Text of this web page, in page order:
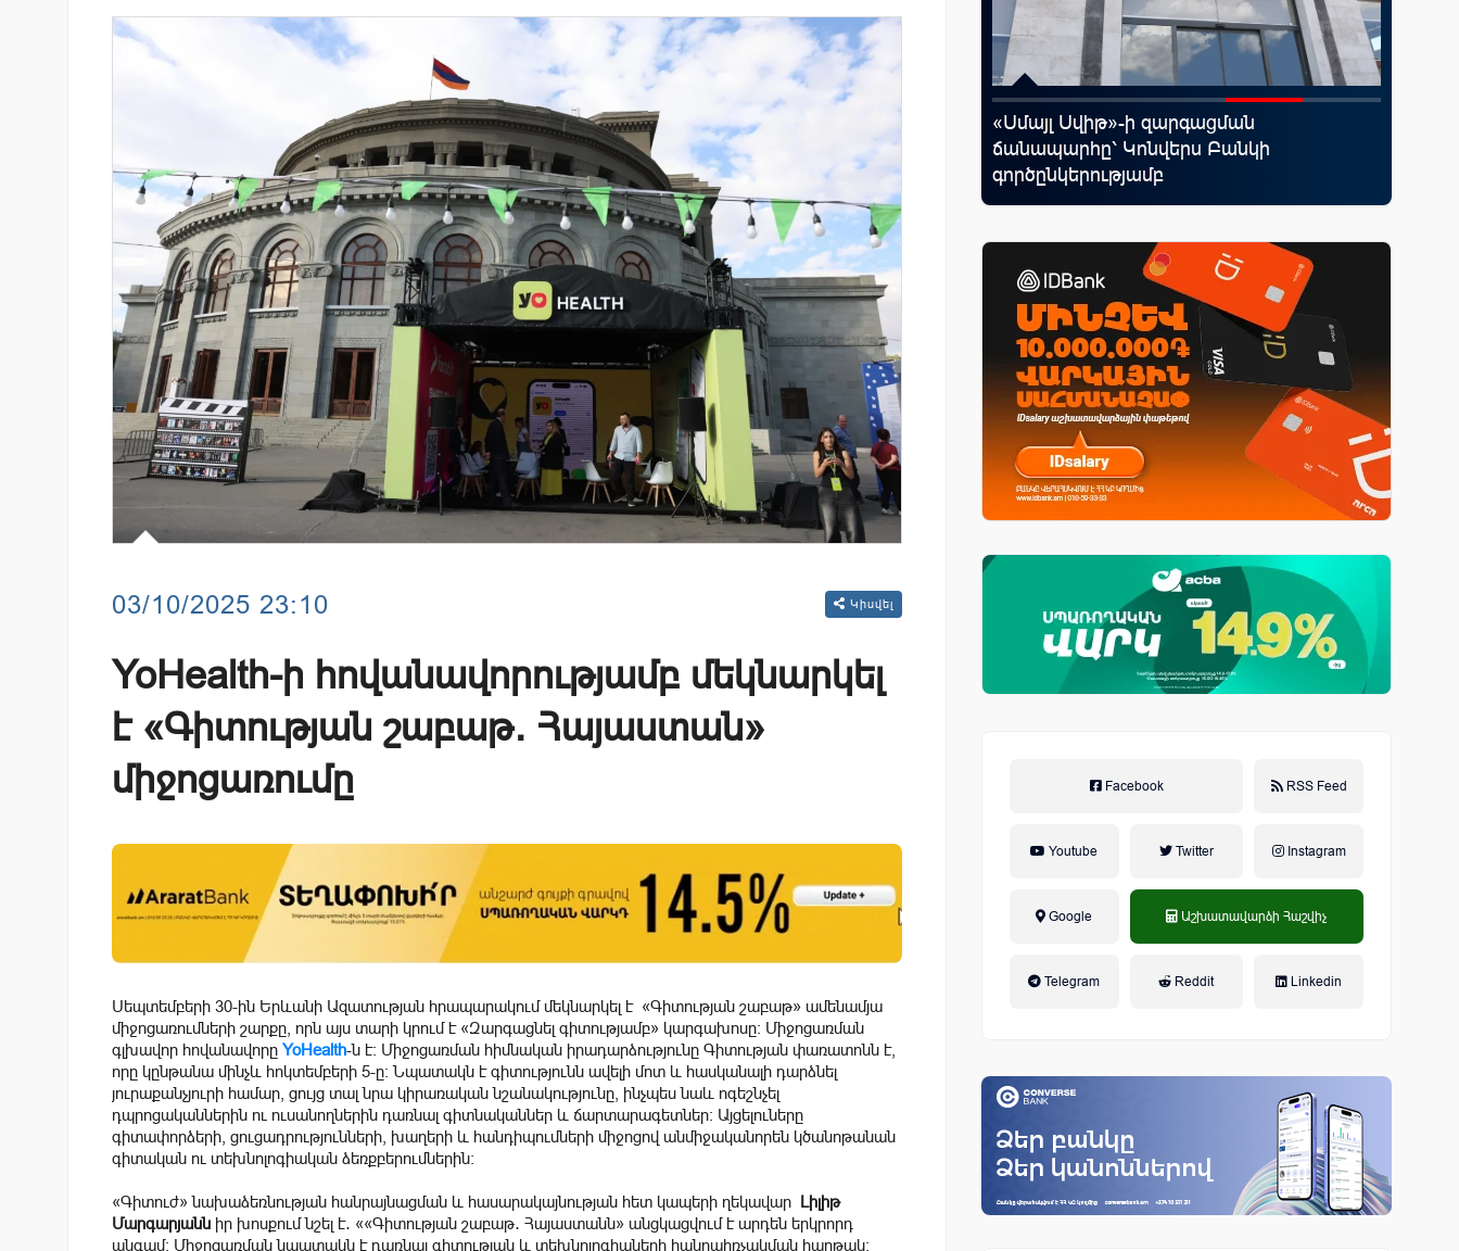
03/10/2025 23:10 Կիսվել
YoHealth-ի հովանավորությամբ մեկնարկել
է «Գիտության շաբաթ․ Հայաստան»
միջոցառումը
Սեպտեմբերի 30-ին Երևանի Ազատության հրապարակում մեկնարկել է «Գիտության շաբաթ» ամենամյա
միջոցառումների շարքը, որն այս տարի կրում է «Զարգացնել գիտությամբ» կարգախոսը։ Միջոցառման
գլխավոր հովանավորը YoHealth-ն է։ Միջոցառման հիմնական իրադարձությունը Գիտության փառատոնն է,
որը կընթանա մինչև հոկտեմբերի 5-ը։ Նպատակն է գիտությունն ավելի մոտ և հասկանալի դարձնել
յուրաքանչյուրի համար, ցույց տալ նրա կիրառական նշանակությունը, ինչպես նաև ոգեշնչել
դպրոցականներին ու ուսանողներին դառնալ գիտնականներ և ճարտարագետներ։ Այցելուները
գիտափորձերի, ցուցադրությունների, խաղերի և հանդիպումների միջոցով անմիջականորեն կծանոթանան
գիտական ու տեխնոլոգիական ձեռքբերումներին։
«Գիտուժ» նախաձեռնության հանրայնացման և հասարակայնության հետ կապերի ղեկավար Լիլիթ
Մարգարյանն իր խոսքում նշել է․ ««Գիտության շաբաթ․ Հայաստանն» անցկացվում է արդեն երկրորդ
անգամ։ Միջոցառման նպատակն է դառնալ գիտության և տեխնոլոգիաների հանրահռչակման հարթակ։
Ucom-ի աջակցությամբ ներկայացվեց
«Մտապահիր կենդանիներին» կրթական
խաղը
«Շտապ հաստատեք քարտի տվյալները»․
IDBank-ը զգուշացնում է հյուրանոցների
ամրագրման հետ կապված
զեղծարարությունների մասին
«Սմայլ Սվիթ»-ի զարգացման
ճանապարհը՝ Կոնվերս Բանկի
գործընկերությամբ
Facebook RSS Feed
Youtube Twitter Instagram
Google Աշխատավարձի Հաշվիչ
Telegram Reddit Linkedin